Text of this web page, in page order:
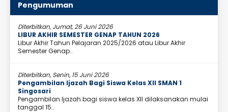
Pengumuman
Diterbitkan, Jumat, 26 Juni 2026
LIBUR AKHIR SEMESTER GENAP TAHUN 2026
Libur Akhir Tahun Pelajaran 2025/2026 atau Libur Akhir
Semester Genap..
Diterbitkan, Senin, 15 Juni 2026
Pengambilan Ijazah Bagi Siswa Kelas XII SMAN 1
Singosari
Pengambilan Ijazah bagi siswa kelas XII dilaksanakan mulai
tanggal 15..